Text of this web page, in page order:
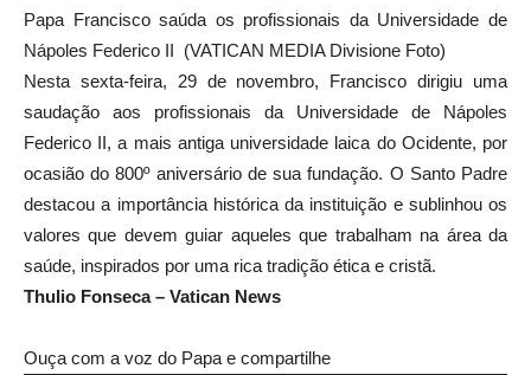
Papa Francisco saúda os profissionais da Universidade de
Nápoles Federico II (VATICAN MEDIA Divisione Foto)
Nesta sexta-feira, 29 de novembro, Francisco dirigiu uma
saudação aos profissionais da Universidade de Nápoles
Federico II, a mais antiga universidade laica do Ocidente, por
ocasião do 800º aniversário de sua fundação. O Santo Padre
destacou a importância histórica da instituição e sublinhou os
valores que devem guiar aqueles que trabalham na área da
saúde, inspirados por uma rica tradição ética e cristã.
Thulio Fonseca – Vatican News
Ouça com a voz do Papa e compartilhe